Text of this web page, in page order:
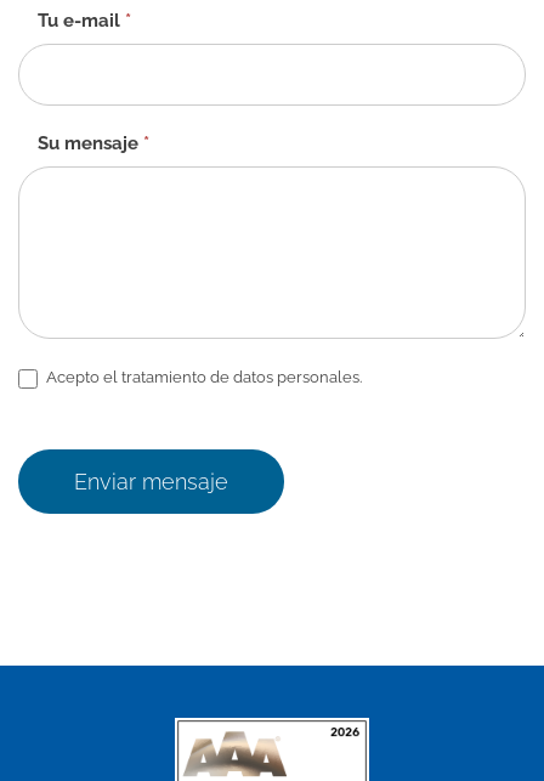
Tu e-mail *
Su mensaje *
Acepto el tratamiento de datos personales.
Enviar mensaje